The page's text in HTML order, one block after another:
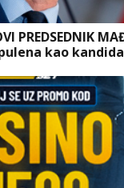
PREDSEDNIK
kao